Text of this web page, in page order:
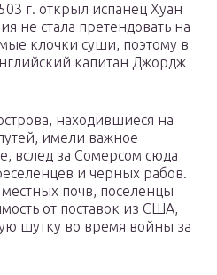
г. открыл испанец Хуан
не стала претендовать на
клочки суши, поэтому в
капитан Джордж
находившиеся на
имели важное
вслед за Сомерсом сюда
и черных рабов.
почв, поселенцы
от поставок из США,
шутку во время войны за